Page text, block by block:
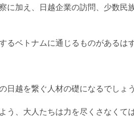
に加え、日越企業の訪問、少数民
ベトナムに通じるものがあるはず
越を繋ぐ人材の礎になるでしょう
う、大人たちは力を尽くさなくて